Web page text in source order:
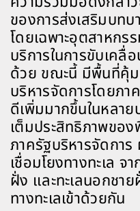
ของการส่งเสริมบทบ
โดยเฉพาะอุตสาหกร
บริการในการขับเคลื่
ด้วย ขณะนี้ มีพื้นที่คุ้
บริหารจัดการโดยภ
ดีเพิ่มมากขึ้นในหลาย
เต็มประสิทธิภาพขอ
ภาครัฐบริหารจัดการ
เชื่อมโยงทางทะเล จ
ฝั่ง และทะเลนอกชา
ทางทะเลเข้าด้วยกัน